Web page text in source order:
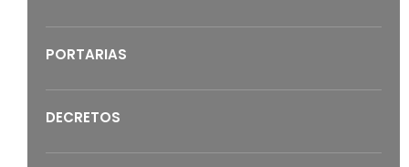
PORTARIAS
DECRETOS